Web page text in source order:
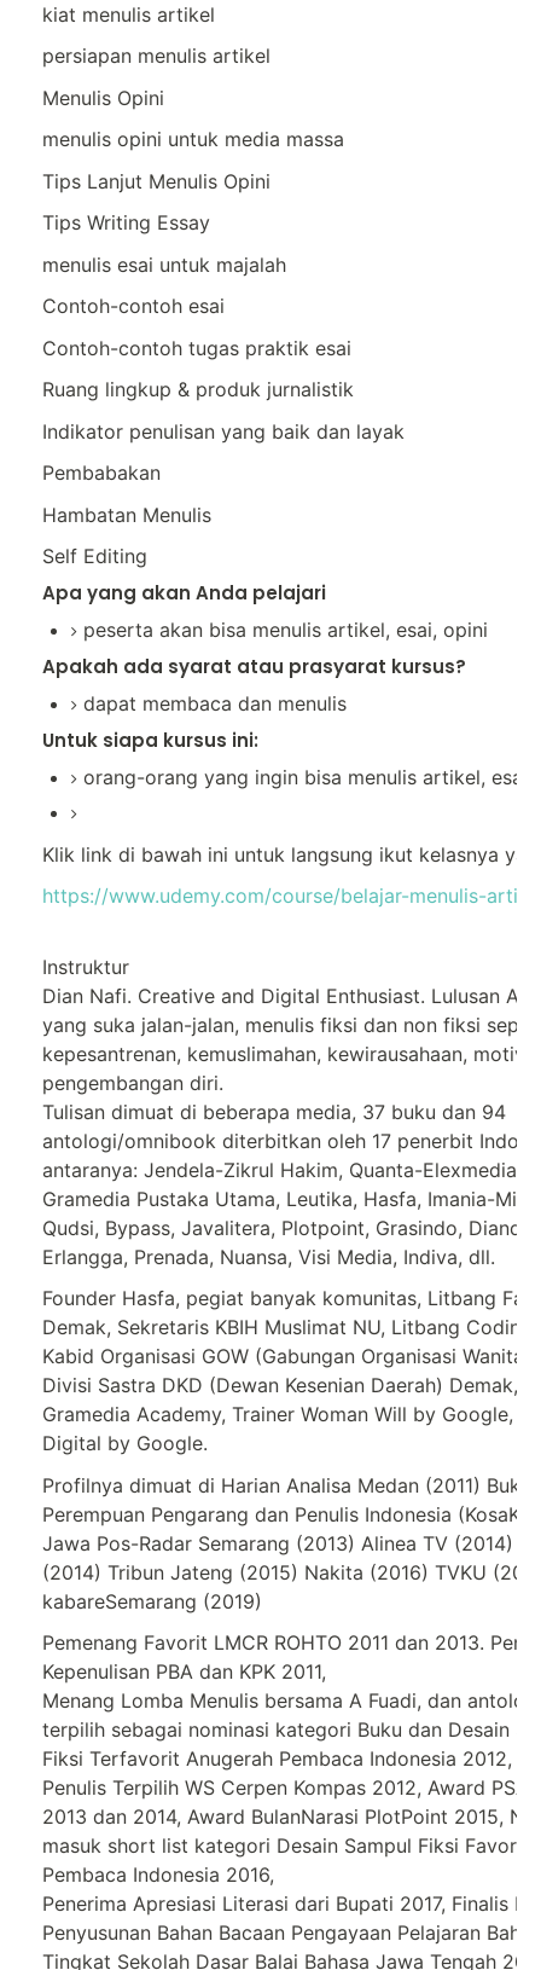
kiat menulis artikel
persiapan menulis artikel
Menulis Opini
menulis opini untuk media massa
Tips Lanjut Menulis Opini
Tips Writing Essay
menulis esai untuk majalah
Contoh-contoh esai
Contoh-contoh tugas praktik esai
Ruang lingkup & produk jurnalistik
Indikator penulisan yang baik dan layak
Pembabakan
Hambatan Menulis
Self Editing
Apa yang akan Anda pelajari
peserta akan bisa menulis artikel, esai, opini
Apakah ada syarat atau prasyarat kursus?
dapat membaca dan menulis
Untuk siapa kursus ini:
orang-orang yang ingin bisa menulis artikel, esai,
Klik link di bawah ini untuk langsung ikut kelasnya ya:
https://www.udemy.com/course/belajar-menulis-
Instruktur
Dian Nafi. Creative and Digital Enthusiast. Lulusan
yang suka jalan-jalan, menulis fiksi dan non fiksi
kepesantrenan, kemuslimahan, kewirausahaan,
pengembangan diri.
Tulisan dimuat di beberapa media, 37 buku dan 94
antologi/omnibook diterbitkan oleh 17 penerbit
antaranya: Jendela-Zikrul Hakim, Quanta-Elexmedia,
Gramedia Pustaka Utama, Leutika, Hasfa, Imania-
Qudsi, Bypass, Javalitera, Plotpoint, Grasindo,
Erlangga, Prenada, Nuansa, Visi Media, Indiva, dll.
Founder Hasfa, pegiat banyak komunitas, Litbang
Demak, Sekretaris KBIH Muslimat NU, Litbang
Kabid Organisasi GOW (Gabungan Organisasi Wanita)
Divisi Sastra DKD (Dewan Kesenian Daerah) Demak,
Gramedia Academy, Trainer Woman Will by Google,
Digital by Google.
Profilnya dimuat di Harian Analisa Medan (2011) Buku
Perempuan Pengarang dan Penulis Indonesia
Jawa Pos-Radar Semarang (2013) Alinea TV (2014)
(2014) Tribun Jateng (2015) Nakita (2016) TVKU
kabareSemarang (2019)
Pemenang Favorit LMCR ROHTO 2011 dan 2013.
Kepenulisan PBA dan KPK 2011,
Menang Lomba Menulis bersama A Fuadi, dan
terpilih sebagai nominasi kategori Buku dan Desain
Fiksi Terfavorit Anugerah Pembaca Indonesia 2012,
Penulis Terpilih WS Cerpen Kompas 2012, Award PSA
2013 dan 2014, Award BulanNarasi PlotPoint 2015,
masuk short list kategori Desain Sampul Fiksi Favorit
Pembaca Indonesia 2016,
Penerima Apresiasi Literasi dari Bupati 2017, Finalis
Penyusunan Bahan Bacaan Pengayaan Pelajaran
Tingkat Sekolah Dasar Balai Bahasa Jawa Tengah